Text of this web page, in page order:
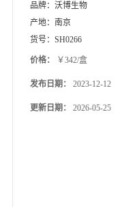
品牌： 沃博生物
产地： 南京
货号： SH0266
价格： ￥342/盒
发布日期： 2023-12-12
更新日期： 2026-05-25